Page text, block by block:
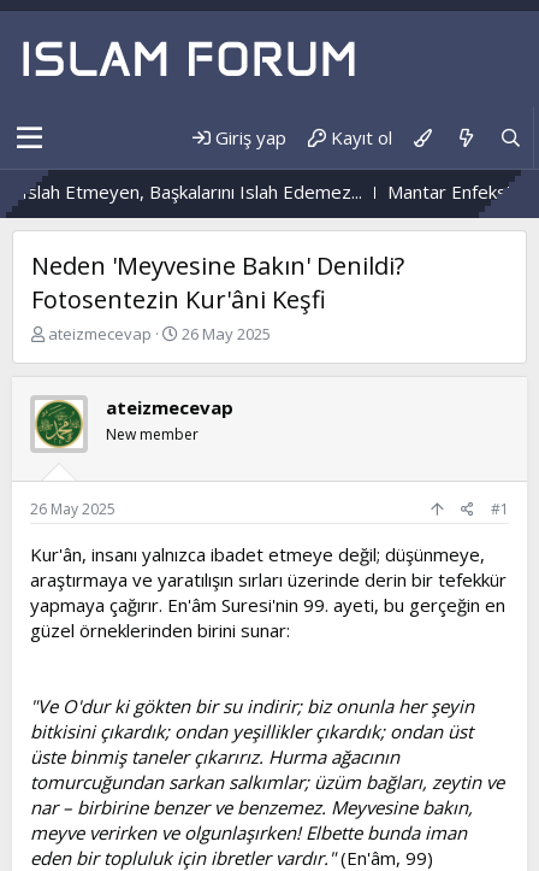
Giriş yap Kayıt ol
Etmeyen, Başkalarını Islah Edemez... Mantar Enfeksiyonu
Neden 'Meyvesine Bakın' Denildi?
Fotosentezin Kur'âni Keşfi
K
b
u
y
u
b
a
l
t
a
n
ateizmecevap
B
a
n
ı
a
h
i
26 May 2025
ateizmecevap
New member
26 May 2025 #1
Kur'ân, insanı yalnızca ibadet etmeye değil; düşünmeye,
araştırmaya ve yaratılışın sırları üzerinde derin bir tefekkür
yapmaya çağırır. En'âm Suresi'nin 99. ayeti, bu gerçeğin en
güzel örneklerinden birini sunar:
"Ve O'dur ki gökten bir su indirir; biz onunla her şeyin
bitkisini çıkardık; ondan yeşillikler çıkardık; ondan üst
üste binmiş taneler çıkarırız. Hurma ağacının
tomurcuğundan sarkan salkımlar; üzüm bağları, zeytin ve
nar – birbirine benzer ve benzemez. Meyvesine bakın,
meyve verirken ve olgunlaşırken! Elbette bunda iman
eden bir topluluk için ibretler vardır."(En'âm, 99)